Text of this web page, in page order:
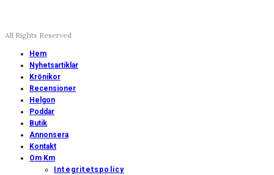
All Rights Reserved
Hem
Nyhetsartiklar
Krönikor
Recensioner
Helgon
Poddar
Butik
Annonsera
Kontakt
Om Km
Integritetspolicy